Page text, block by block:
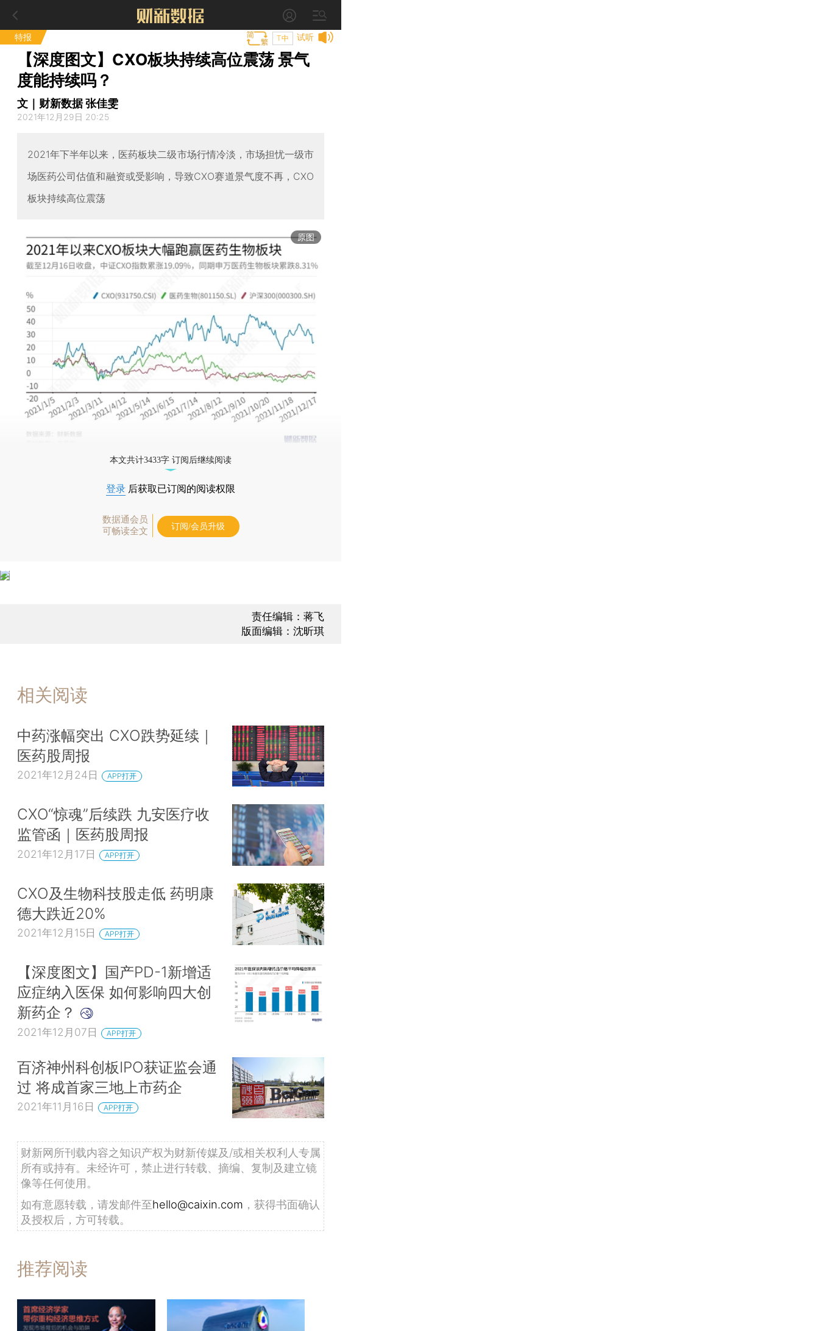
特报 试听
T中
【深度图文】CXO板块持续高位震荡 景气
度能持续吗？
文｜财新数据 张佳雯
2021年12月29日 20:25
2021年下半年以来，医药板块二级市场行情冷淡，市场担忧一级市
场医药公司估值和融资或受影响，导致CXO赛道景气度不再，CXO
板块持续高位震荡
原图
本文共计3433字 订阅后继续阅读
登录 后获取已订阅的阅读权限
数据通会员
可畅读全文
订阅/会员升级
责任编辑：蒋飞
版面编辑：沈昕琪
相关阅读
中药涨幅突出 CXO跌势延续｜
医药股周报
2021年12月24日 APP打开
CXO“惊魂”后续跌 九安医疗收
监管函｜医药股周报
2021年12月17日 APP打开
CXO及生物科技股走低 药明康
德大跌近20%
2021年12月15日 APP打开
【深度图文】国产PD-1新增适
应症纳入医保 如何影响四大创
新药企？
2021年12月07日 APP打开
百济神州科创板IPO获证监会通
过 将成首家三地上市药企
2021年11月16日 APP打开
财新网所刊载内容之知识产权为财新传媒及/或相关权利人专属
所有或持有。未经许可，禁止进行转载、摘编、复制及建立镜
像等任何使用。
如有意愿转载，请发邮件至hello@caixin.com ，获得书面确认
及授权后，方可转载。
推荐阅读